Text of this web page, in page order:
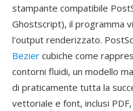
stampante compatibile
Ghostscript), il programma
l'output renderizzato.
Bezier cubiche come
contorni fluidi, un modello
di praticamente tutta la
vettoriale e font, inclusi